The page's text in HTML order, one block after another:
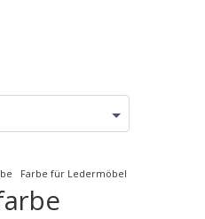
Farbe für Ledermöbel